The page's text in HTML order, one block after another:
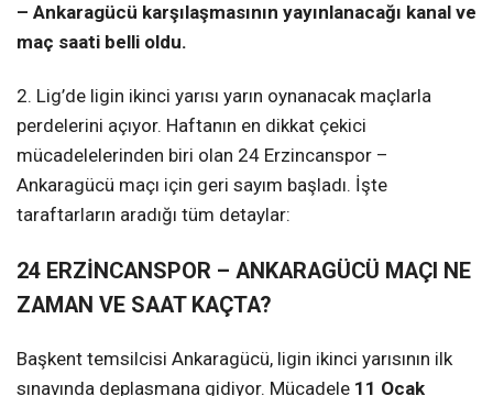
– Ankaragücü karşılaşmasının yayınlanacağı kanal ve
maç saati belli oldu.
2. Lig’de ligin ikinci yarısı yarın oynanacak maçlarla
perdelerini açıyor. Haftanın en dikkat çekici
mücadelelerinden biri olan 24 Erzincanspor –
Ankaragücü maçı için geri sayım başladı. İşte
taraftarların aradığı tüm detaylar:
24 ERZİNCANSPOR – ANKARAGÜCÜ MAÇI NE
ZAMAN VE SAAT KAÇTA?
Başkent temsilcisi Ankaragücü, ligin ikinci yarısının ilk
sınavında deplasmana gidiyor. Mücadele 11 Ocak